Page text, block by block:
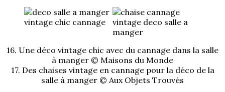
16. Une déco vintage chic avec du cannage dans la salle
à manger © Maisons du Monde
17. Des chaises vintage en cannage pour la déco de la
salle à manger © Aux Objets Trouvés